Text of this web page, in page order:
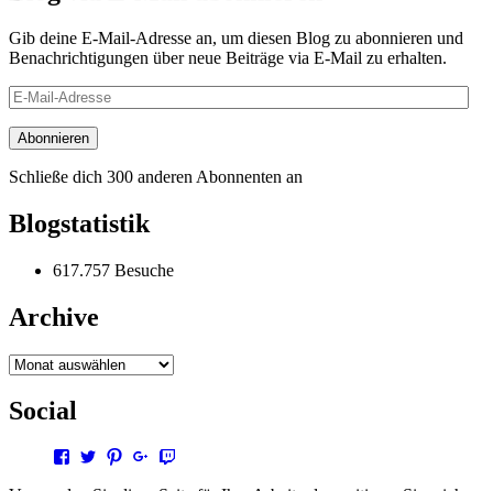
Gib deine E-Mail-Adresse an, um diesen Blog zu abonnieren und
Benachrichtigungen über neue Beiträge via E-Mail zu erhalten.
E-
Mail-
Adresse
Abonnieren
Schließe dich 300 anderen Abonnenten an
Blogstatistik
617.757 Besuche
Archive
Archive
Social
ProfilProfilProfilProfil